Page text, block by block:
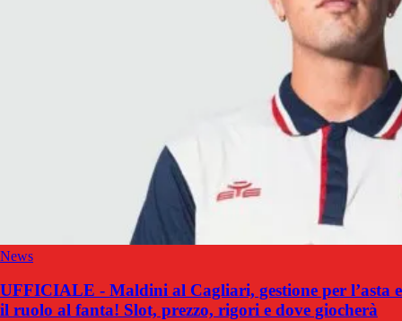
News
UFFICIALE - Maldini al Cagliari, gestione per l’asta e
il ruolo al fanta! Slot, prezzo, rigori e dove giocherà